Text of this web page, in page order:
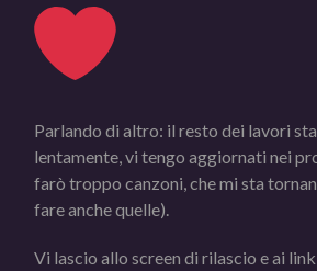
Parlando di altro: il resto dei lavori
lentamente, vi tengo aggiornati nei
farò troppo canzoni, che mi sta
fare anche quelle).
Vi lascio allo screen di rilascio e ai